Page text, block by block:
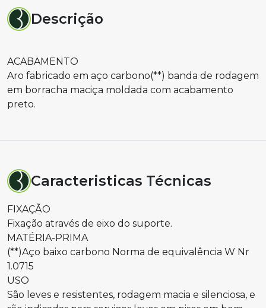
Descrição
ACABAMENTO
Aro fabricado em aço carbono(**) banda de rodagem
em borracha maciça moldada com acabamento
preto.
Caracteristicas Técnicas
FIXAÇÃO
Fixação através de eixo do suporte.
MATÉRIA-PRIMA
(**)Aço baixo carbono Norma de equivalência W Nr
1.0715
USO
São leves e resistentes, rodagem macia e silenciosa, e